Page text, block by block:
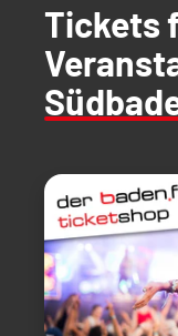
Tickets